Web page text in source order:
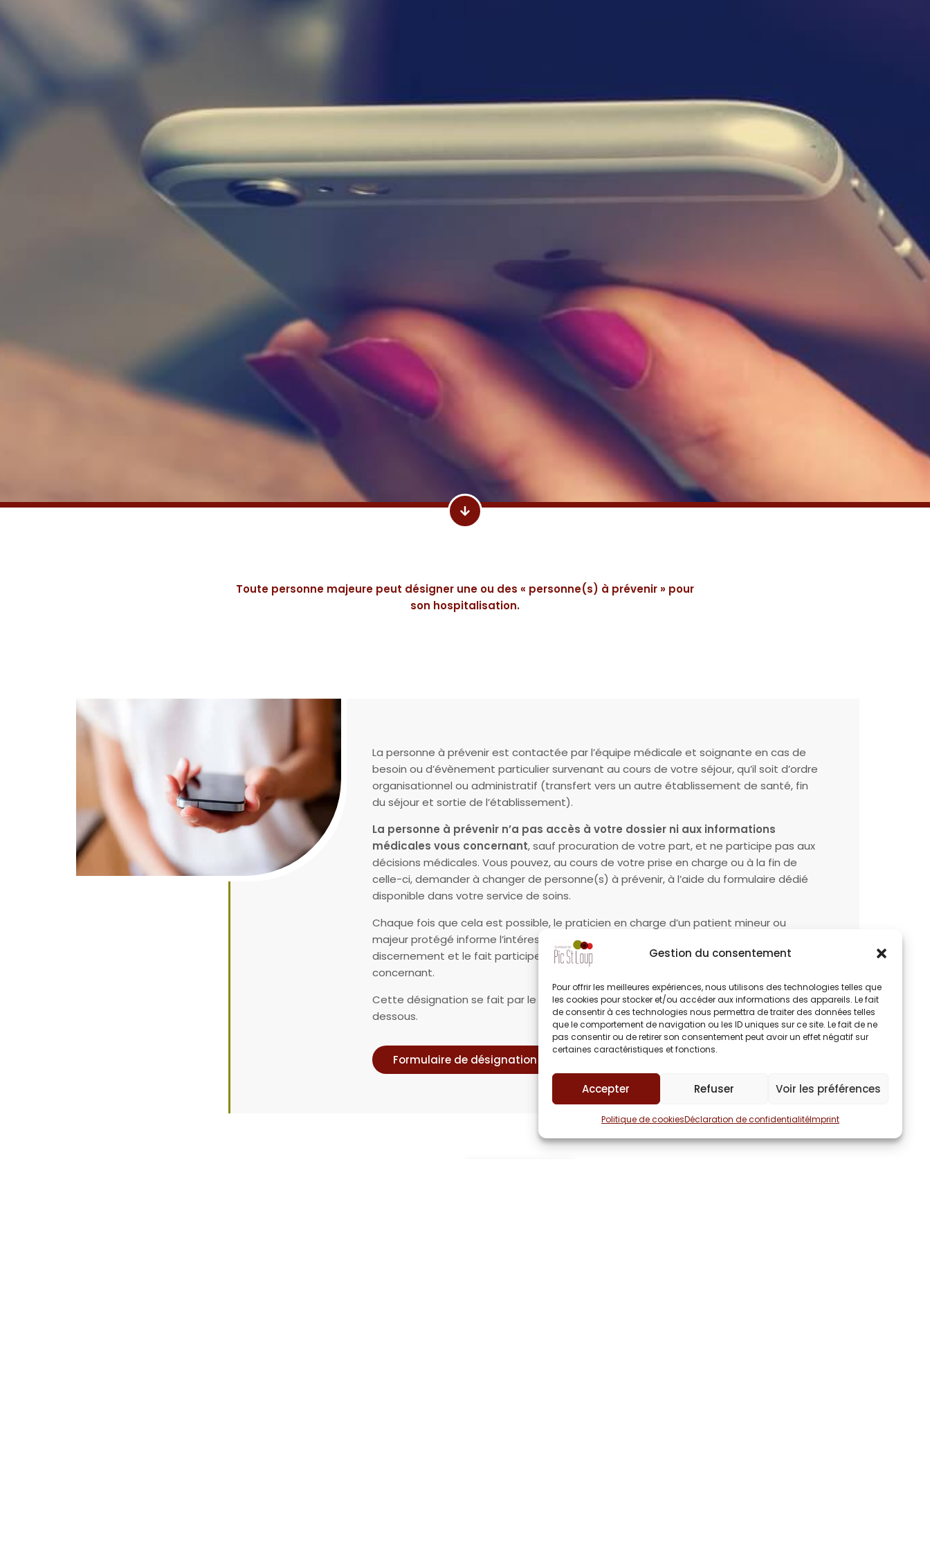
Gestion du consentement
Pour offrir les meilleures expériences, nous utilisons des technologies telles que
les cookies pour stocker et/ou accéder aux informations des appareils. Le fait
de consentir à ces technologies nous permettra de traiter des données telles
que le comportement de navigation ou les ID uniques sur ce site. Le fait de ne
pas consentir ou de retirer son consentement peut avoir un effet négatif sur
certaines caractéristiques et fonctions.
Accepter Refuser Voir les préférences
Politique de cookiesDéclaration de confidentialitéImprint
Toute personne majeure peut désigner une ou des « personne(s) à prévenir » pour
son hospitalisation.
La personne à prévenir est contactée par l’équipe médicale et soignante en cas de
besoin ou d’évènement particulier survenant au cours de votre séjour, qu’il soit d’ordre
organisationnel ou administratif (transfert vers un autre établissement de santé, fin
du séjour et sortie de l’établissement).
La personne à prévenir n’a pas accès à votre dossier ni aux informations
médicales vous concernant, sauf procuration de votre part, et ne participe pas aux
décisions médicales. Vous pouvez, au cours de votre prise en charge ou à la fin de
celle-ci, demander à changer de personne(s) à prévenir, à l’aide du formulaire dédié
disponible dans votre service de soins.
Chaque fois que cela est possible, le praticien en charge d’un patient mineur ou
majeur protégé informe l’intéressé(e) de manière adaptée à sa maturité ou à son
discernement et le fait participer dans la même mesure à la prise de décision le
concernant.
Cette désignation se fait par le formulaire à compléter que vous trouverez ci-
dessous.
Formulaire de désignation de la personne à prévenir